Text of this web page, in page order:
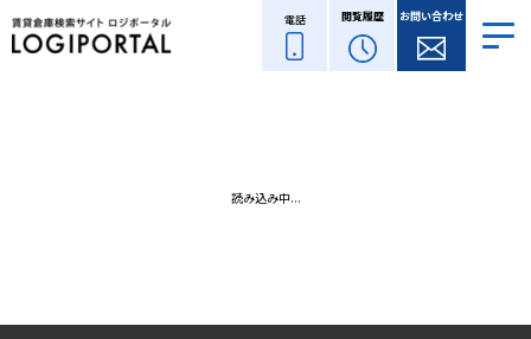
電話 閲覧履歴 お問い合わせ
読み込み中...